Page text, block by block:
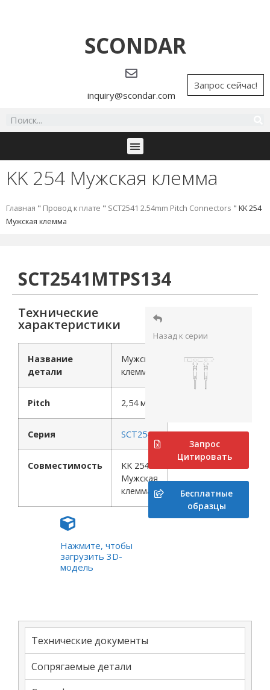
SCONDAR
inquiry@scondar.com
Запрос сейчас!
KK 254 Мужская клемма
Главная " Провод к плате " SCT2541 2.54mm Pitch Connectors " KK 254
Мужская клемма
SCT2541MTPS134
Технические
характеристики
Название
детали
Мужская
клемма
Pitch 2,54 мм
Серия SCT2541
Совместимость
KK 254
Мужская
клемма
Нажмите, чтобы
загрузить 3D-
модель
Назад к серии
Запрос
Цитировать
Бесплатные
образцы
Технические документы
Сопрягаемые детали